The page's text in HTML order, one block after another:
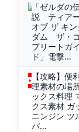
「ゼルダの
説 ティア
オブ ザ キ
ダム ザ・
プリートガイ
ド」電撃...
【攻略】便
理素材の場
ックス料理
クス素材 ガ
ニンジン ツ
バ...